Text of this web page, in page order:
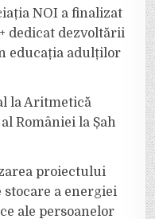
NOI a finalizat
dedicat dezvoltării
educația adulților
la Aritmetică
României la Șah
proiectului
stocare a energiei
ale persoanelor